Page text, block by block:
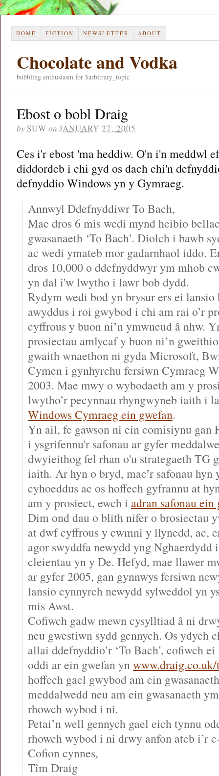
HOME FICTION NEWSLETTER ABOUT
Chocolate and Vodka
bubbling enthusiasm for $arbitrary_topic
Ebost o bobl Draig
by SUW on JANUARY 27, 2005
Ces i'r ebost 'ma heddiw. O'n i'n meddwl
diddordeb i chi gyd os dach chi'n
defnyddio Windows yn y Gymraeg.
Annwyl Ddefnyddiwr To Bach,
Mae dros 6 mis wedi mynd heibio
gwasanaeth ‘To Bach’. Diolch i bawb
ac wedi ymateb mor gadarnhaol iddo.
dros 10,000 o ddefnyddwyr ym mhob
yn dal i'w lwytho i lawr bob dydd.
Rydym wedi bod yn brysur ers ei
awyddus i roi gwybod i chi am rai o’r
cyffrous y buon ni’n ymwneud â nhw.
prosiectau amlycaf y buon ni’n
gwaith wnaethon ni gyda Microsoft,
Cymen i gynhyrchu fersiwn Cymraeg
2003. Mae mwy o wybodaeth am y
lwytho’r pecynnau rhyngwyneb iaith i
Windows Cymraeg ein gwefan.
Yn ail, fe gawson ni ein comisiynu gan
i ysgrifennu'r safonau ar gyfer
dwyieithog fel rhan o'u strategaeth TG
iaith. Ar hyn o bryd, mae’r safonau
cyhoeddus ac os hoffech gyfrannu at
am y prosiect, ewch i adran safonau ein
Dim ond dau o blith nifer o brosiectau
at dwf cyffrous y cwmni y llynedd, ac,
agor swyddfa newydd yng Nghaerdydd
cleientau yn y De. Hefyd, mae llawer
ar gyfer 2005, gan gynnwys fersiwn
lansio cynnyrch newydd sylweddol yn
mis Awst.
Cofiwch gadw mewn cysylltiad â ni
neu gwestiwn sydd gennych. Os ydych
allai ddefnyddio’r ‘To Bach’, cofiwch
oddi ar ein gwefan yn
hoffech gael gwybod am ein
meddalwedd neu am ein gwasanaeth
rhowch wybod i ni.
Petai’n well gennych gael eich tynnu
rhowch wybod i ni drwy anfon ateb i’r
Cofion cynnes,
Tîm Draig